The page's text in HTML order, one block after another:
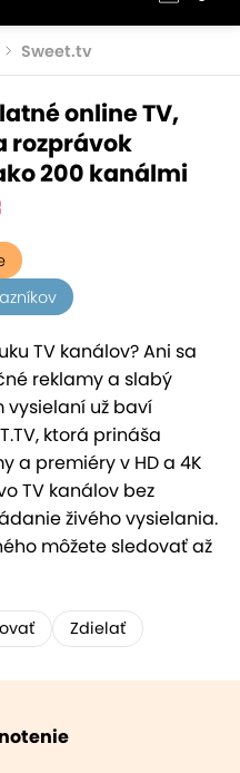
Sweet.tv
online TV,
rozprávok
200 kanálmi
TV kanálov? Ani sa
reklamy a slabý
vysielaní už baví
ktorá prináša
a premiéry v HD a 4K
TV kanálov bez
živého vysielania.
môžete sledovať až
Zdielať